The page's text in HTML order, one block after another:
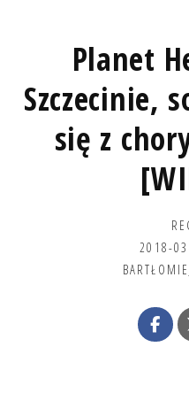
Planet
Szczecinie,
się z
2018-